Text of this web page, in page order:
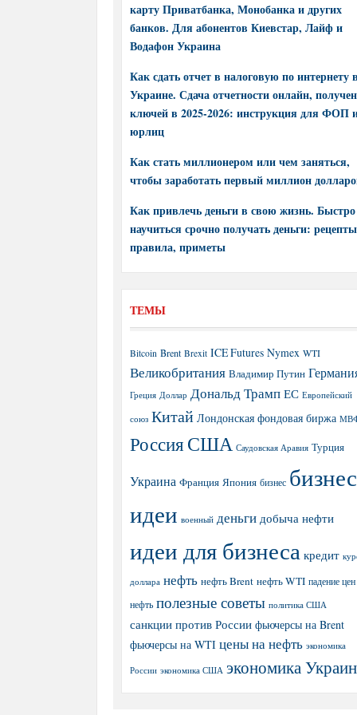
карту Приватбанка, Монобанка и других
банков. Для абонентов Киевстар, Лайф и
Водафон Украина
Как сдать отчет в налоговую по интернету в
Украине. Сдача отчетности онлайн,
ключей в 2025-2026: инструкция для ФОП
юрлиц
Как стать миллионером или чем заняться,
чтобы заработать первый миллион
Как привлечь деньги в свою жизнь. Быстро
научиться срочно получать деньги:
правила, приметы
ТЕМЫ
Bitcoin Brent Brexit ICE Futures Nymex WTI
Великобритания Владимир Путин
Греция Доллар Дональд Трамп ЕС Европейский
союз Китай Лондонская фондовая биржа
РоссияСША Саудовская Аравия Турция
Украина Франция Япония бизнес бизнес
идеи военный деньги добыча нефти
идеи для бизнеса кредит
доллара нефть нефть Brent нефть WTI падение
нефть полезные советы политика США
санкции против России фьючерсы на Brent
фьючерсы на WTI цены на нефть экономика
России экономика США экономика